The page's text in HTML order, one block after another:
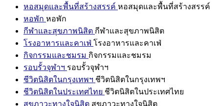
หอสมุดและพื้นที่สร้างสรรค์ หอสมุดและพื้นที่สร้างสรรค์
หอพัก หอพัก
กีฬาและสุขภาพนิสิต กีฬาและสุขภาพนิสิต
โรงอาหารและคาเฟ่ โรงอาหารและคาเฟ่
กิจกรรมและชมรม กิจกรรมและชมรม
รอบรั้วจุฬาฯ รอบรั้วจุฬาฯ
ชีวิตนิสิตในกรุงเทพฯ ชีวิตนิสิตในกรุงเทพฯ
ชีวิตนิสิตในประเทศไทย ชีวิตนิสิตในประเทศไทย
สุขภาวะทางใจนิสิต สุขภาวะทางใจนิสิต